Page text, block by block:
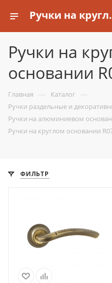
Ручки
Ручки на
основании
Главная — Каталог —
Ручки раздельные и
Ручки на алюминиевом
Ручки на круглом основании
ФИЛЬТР